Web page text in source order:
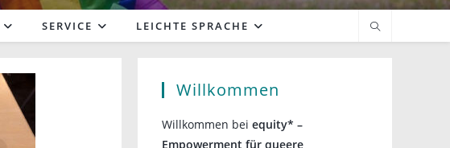
SERVICE LEICHTE SPRACHE
Willkommen
Willkommen bei equity* –
Empowerment für queere